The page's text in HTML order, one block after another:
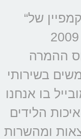
“מוצרי קולמי מוטמעים בכל קמפיין של
סלקום ונטוויז’ן, החל משנת 2009
ההמרה
בשירותי
בו אנחנו
הלידים